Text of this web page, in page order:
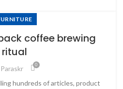
coffee brewing
ritual
Paraskr 0
hundreds of articles, product